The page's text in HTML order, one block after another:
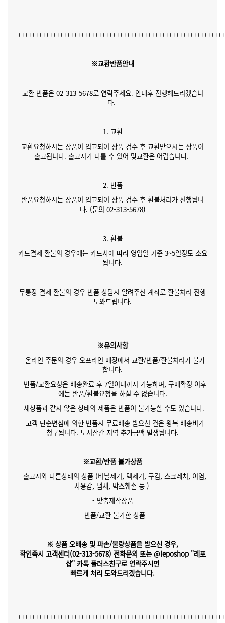
※교환반품안내
교환 반품은 02-313-5678로 연락주세요. 안내후 진행해드리겠습니
다.
1. 교환
교환요청하시는 상품이 입고되어 상품 검수 후 교환받으시는 상품이
출고됩니다. 출고지가 다를 수 있어 맞교환은 어렵습니다.
2. 반품
반품요청하시는 상품이 입고되어 상품 검수 후 환불처리가 진행됩니
다. (문의 02-313-5678)
3. 환불
카드결제 환불의 경우에는 카드사에 따라 영업일 기준 3~5일정도 소요
됩니다.
무통장 결제 환불의 경우 반품 상담시 알려주신 계좌로 환불처리 진행
도와드립니다.
※유의사항
- 온라인 주문의 경우 오프라인 매장에서 교환/반품/환불처리가 불가
합니다.
- 반품/교환요청은 배송완료 후 7일이내까지 가능하며, 구매확정 이후
에는 반품/환불요청을 하실 수 없습니다.
- 새상품과 같지 않은 상태의 제품은 반품이 불가능할 수도 있습니다.
- 고객 단순변심에 의한 반품시 무료배송 받으신 건은 왕복 배송비가
청구됩니다. 도서산간 지역 추가금액 발생됩니다.
※교환/반품 불가상품
- 출고시와 다른상태의 상품 (비닐제거, 텍제거, 구김, 스크레치, 이염,
사용감, 냄새, 박스훼손 등 )
- 맞춤제작상품
- 반품/교환 불가한 상품
※ 상품 오배송 및 파손/불량상품을 받으신 경우,
확인즉시 고객센터(02-313-5678) 전화문의 또는 @leposhop "레포
샵" 카톡 플러스친구로 연락주시면
빠르게 처리 도와드리겠습니다.